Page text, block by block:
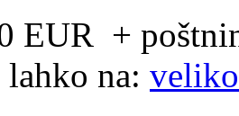
EUR +
na: